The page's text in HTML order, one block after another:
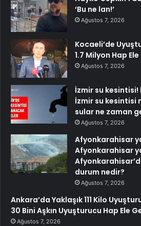
‘Bu ne lan!’
Ağustos 7, 2026
Kocaeli’de
1.7 Milyon Hap
Ağustos 7, 2026
İzmir su kesintisi!
İzmir su kesintisi
sular ne zaman
Ağustos 7, 2026
Afyonkarahisar
Afyonkarahisar
durum nedir?
Ağustos 7, 2026
Ankara’da Yaklaşık 111 Kilo
30 Bini Aşkın Uyuşturucu Hap Ele
Ağustos 7, 2026